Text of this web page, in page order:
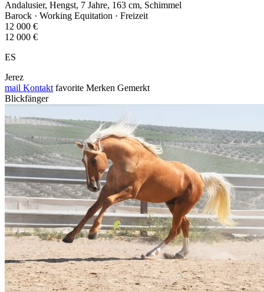
Andalusier, Hengst, 7 Jahre, 163 cm, Schimmel
Barock · Working Equitation · Freizeit
12 000 €
12 000 €
ES
Jerez
mail Kontakt favorite Merken Gemerkt
Blickfänger